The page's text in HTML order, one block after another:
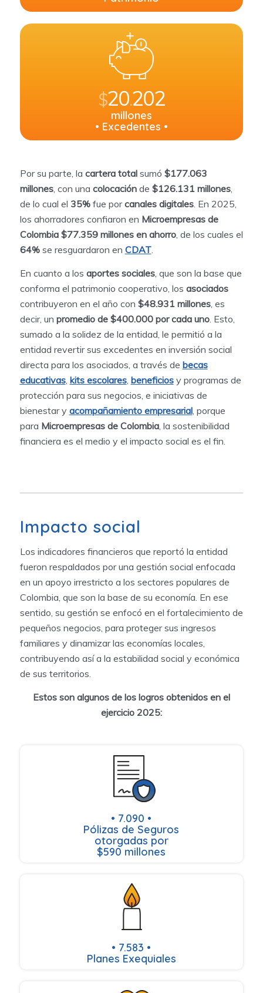
$20.202
millones
• Excedentes •
Por su parte, la cartera totalsumó $177.063
millones, con una colocaciónde $126.131 millones,
de lo cual el 35%fue porcanales digitales. En 2025,
los ahorradores confiaron en Microempresas de
Colombia $77.359 millones en ahorro, de los cuales el
64%se resguardaron en CDAT.
En cuanto a los aportes sociales, que son la base que
conforma el patrimonio cooperativo, los asociados
contribuyeron en el año con $48.931 millones, es
decir, un promedio de $400.000 por cada uno. Esto,
sumado a la solidez de la entidad, le permitió a la
entidad revertir sus excedentes en inversión social
directa para los asociados, a través de becas
educativas, kits escolares, beneficiosy programas de
protección para sus negocios, e iniciativas de
bienestar y acompañamiento empresarial, porque
para Microempresas de Colombia, la sostenibilidad
financiera es el medio y el impacto social es el fin.
Impacto social
Los indicadores financieros que reportó la entidad
fueron respaldados por una gestión social enfocada
en un apoyo irrestricto a los sectores populares de
Colombia, que son la base de su economía. En ese
sentido, su gestión se enfocó en el fortalecimiento de
pequeños negocios, para proteger sus ingresos
familiares y dinamizar las economías locales,
contribuyendo así a la estabilidad social y económica
de sus territorios.
Estos son algunos de los logros obtenidos en el
ejercicio 2025:
• 7.090 •
Pólizas de Seguros
otorgadas por
$590 millones
• 7.583 •
Planes Exequiales